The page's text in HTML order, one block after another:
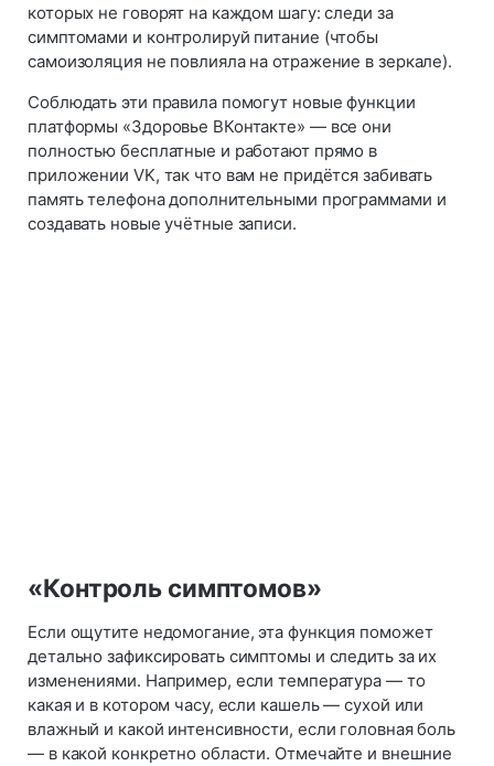
которых не говорят на каждом шагу: следи за
симптомами и контролируй питание (чтобы
самоизоляция не повлияла на отражение в зеркале).
Соблюдать эти правила помогут новые функции
платформы «Здоровье ВКонтакте» — все они
полностью бесплатные и работают прямо в
приложении VK, так что вам не придётся забивать
память телефона дополнительными программами и
создавать новые учётные записи.
«Контроль симптомов»
Если ощутите недомогание, эта функция поможет
детально зафиксировать симптомы и следить за их
изменениями. Например, если температура — то
какая и в котором часу, если кашель — сухой или
влажный и какой интенсивности, если головная боль
— в какой конкретно области. Отмечайте и внешние